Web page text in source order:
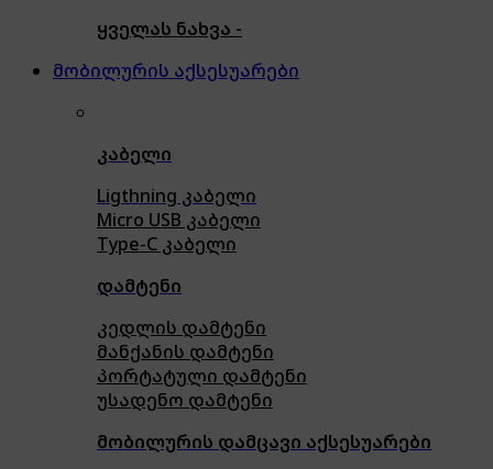
ყველას ნახვა -
მობილურის აქსესუარები
კაბელი
Ligthning კაბელი
Micro USB კაბელი
Type-C კაბელი
დამტენი
კედლის დამტენი
მანქანის დამტენი
პორტატული დამტენი
უსადენო დამტენი
მობილურის დამცავი აქსესუარები